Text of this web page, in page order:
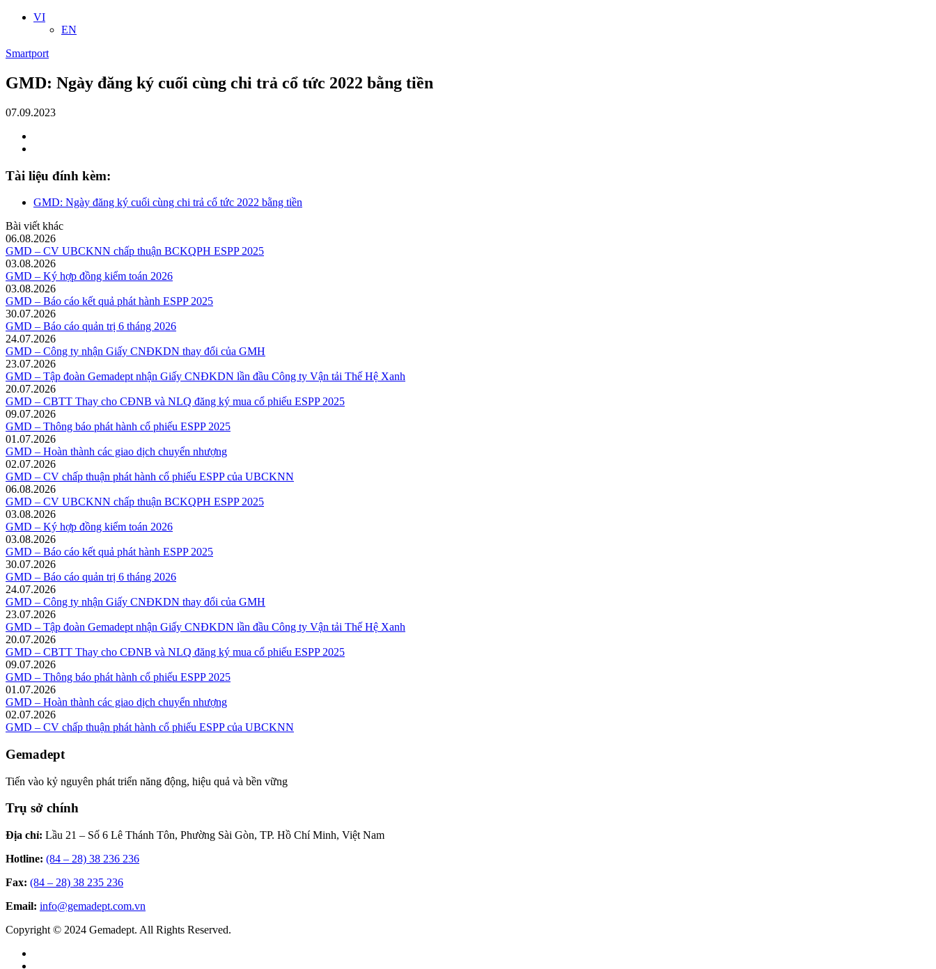
VI
EN
Smartport
GMD: Ngày đăng ký cuối cùng chi trả cổ tức 2022 bằng tiền
07.09.2023
Tài liệu đính kèm:
GMD: Ngày đăng ký cuối cùng chi trả cổ tức 2022 bằng tiền
Bài viết khác
06.08.2026
GMD – CV UBCKNN chấp thuận BCKQPH ESPP 2025
03.08.2026
GMD – Ký hợp đồng kiểm toán 2026
03.08.2026
GMD – Báo cáo kết quả phát hành ESPP 2025
30.07.2026
GMD – Báo cáo quản trị 6 tháng 2026
24.07.2026
GMD – Công ty nhận Giấy CNĐKDN thay đổi của GMH
23.07.2026
GMD – Tập đoàn Gemadept nhận Giấy CNĐKDN lần đầu Công ty Vận tải Thế Hệ Xanh
20.07.2026
GMD – CBTT Thay cho CĐNB và NLQ đăng ký mua cổ phiếu ESPP 2025
09.07.2026
GMD – Thông báo phát hành cổ phiếu ESPP 2025
01.07.2026
GMD – Hoàn thành các giao dịch chuyển nhượng
02.07.2026
GMD – CV chấp thuận phát hành cổ phiếu ESPP của UBCKNN
06.08.2026
GMD – CV UBCKNN chấp thuận BCKQPH ESPP 2025
03.08.2026
GMD – Ký hợp đồng kiểm toán 2026
03.08.2026
GMD – Báo cáo kết quả phát hành ESPP 2025
30.07.2026
GMD – Báo cáo quản trị 6 tháng 2026
24.07.2026
GMD – Công ty nhận Giấy CNĐKDN thay đổi của GMH
23.07.2026
GMD – Tập đoàn Gemadept nhận Giấy CNĐKDN lần đầu Công ty Vận tải Thế Hệ Xanh
20.07.2026
GMD – CBTT Thay cho CĐNB và NLQ đăng ký mua cổ phiếu ESPP 2025
09.07.2026
GMD – Thông báo phát hành cổ phiếu ESPP 2025
01.07.2026
GMD – Hoàn thành các giao dịch chuyển nhượng
02.07.2026
GMD – CV chấp thuận phát hành cổ phiếu ESPP của UBCKNN
Gemadept
Tiến vào kỷ nguyên phát triển năng động, hiệu quả và bền vững
Trụ sở chính
Địa chỉ: Lầu 21 – Số 6 Lê Thánh Tôn, Phường Sài Gòn, TP. Hồ Chí Minh, Việt Nam
Hotline: (84 – 28) 38 236 236
Fax: (84 – 28) 38 235 236
Email: info@gemadept.com.vn
Copyright © 2024 Gemadept. All Rights Reserved.